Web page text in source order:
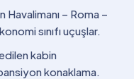
Havalimanı – Roma –
sınıfı uçuşlar.
kabin
konaklama.